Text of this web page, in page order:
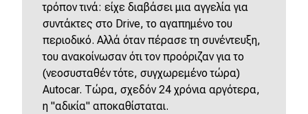
τρόπον τινά: είχε διαβάσει μια αγγελία για
συντάκτες στο Drive, το αγαπημένο του
περιοδικό. Αλλά όταν πέρασε τη συνέντευξη,
του ανακοίνωσαν ότι τον προόριζαν για το
(νεοσυσταθέν τότε, συγχωρεμένο τώρα)
Autocar. Τώρα, σχεδόν 24 χρόνια αργότερα,
η "αδικία" αποκαθίσταται.